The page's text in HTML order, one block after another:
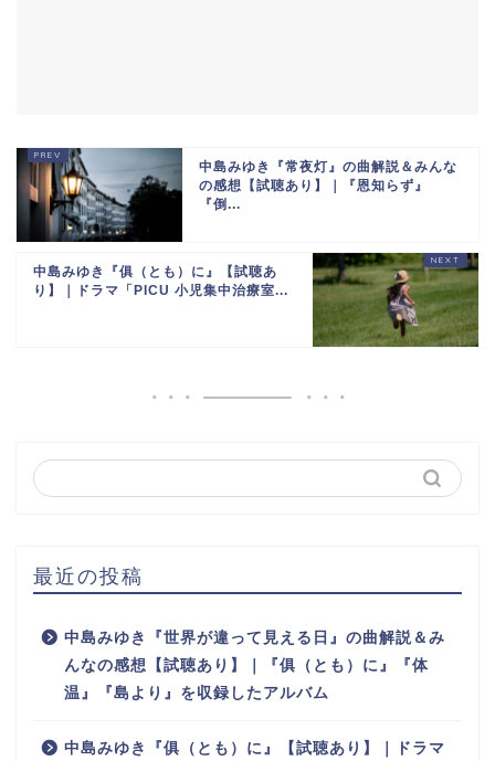
中島みゆき『常夜灯』の曲解説＆みんな
の感想【試聴あり】｜『恩知らず』
『倒...
中島みゆき『俱（とも）に』【試聴あ
り】｜ドラマ「PICU 小児集中治療室...
最近の投稿
中島みゆき『世界が違って見える日』の曲解説＆み
んなの感想【試聴あり】｜『俱（とも）に』『体
温』『島より』を収録したアルバム
中島みゆき『俱（とも）に』【試聴あり】｜ドラマ